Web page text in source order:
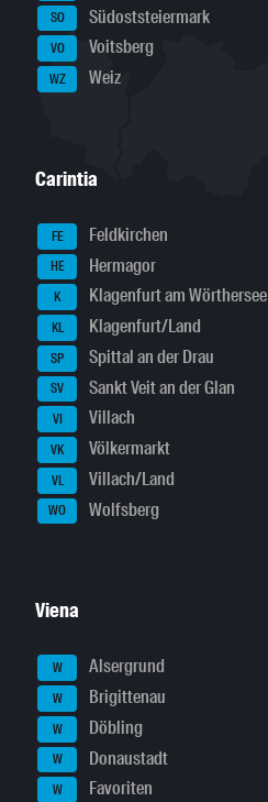
SO Südoststeiermark
VO Voitsberg
WZ Weiz
Carintia
FE Feldkirchen
HE Hermagor
K Klagenfurt am Wörthersee
KL Klagenfurt/Land
SP Spittal an der Drau
SV Sankt Veit an der Glan
VI Villach
VK Völkermarkt
VL Villach/Land
WO Wolfsberg
Viena
W Alsergrund
W Brigittenau
W Döbling
W Donaustadt
W Favoriten